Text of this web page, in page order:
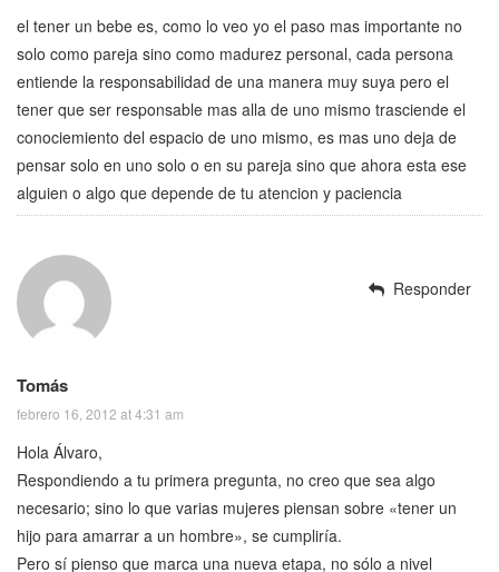
el tener un bebe es, como lo veo yo el paso mas importante no
solo como pareja sino como madurez personal, cada persona
entiende la responsabilidad de una manera muy suya pero el
tener que ser responsable mas alla de uno mismo trasciende el
conociemiento del espacio de uno mismo, es mas uno deja de
pensar solo en uno solo o en su pareja sino que ahora esta ese
alguien o algo que depende de tu atencion y paciencia
Tomás
febrero 16, 2012 at 4:31 am
Hola Álvaro,
Respondiendo a tu primera pregunta, no creo que sea algo
necesario; sino lo que varias mujeres piensan sobre «tener un
hijo para amarrar a un hombre», se cumpliría.
Pero sí pienso que marca una nueva etapa, no sólo a nivel
Responder